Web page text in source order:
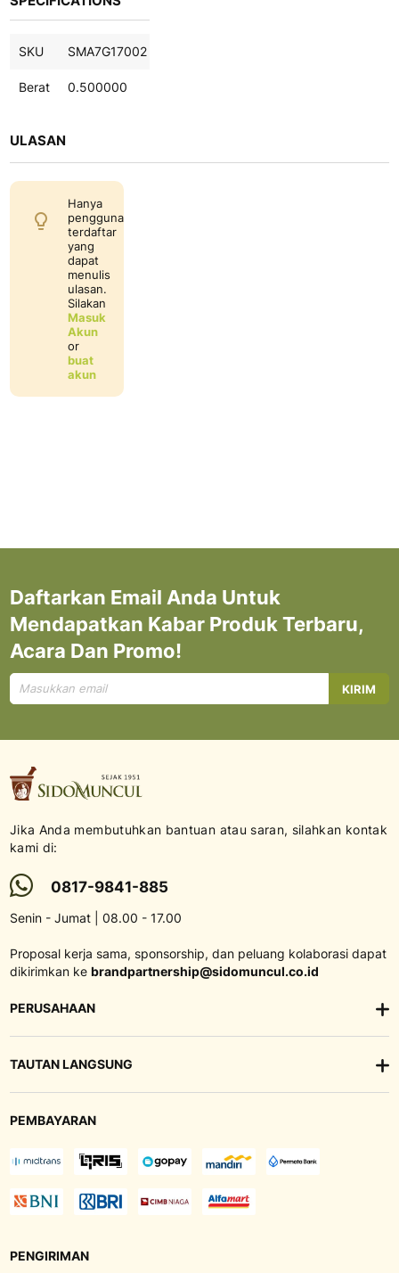
SKU SMA7G17002
Berat 0.500000
ULASAN
Hanya
pengguna
terdaftar
yang
dapat
menulis
ulasan.
Silakan
Masuk
Akun
or
buat
akun
Daftarkan Email Anda Untuk
Mendapatkan Kabar Produk Terbaru,
Acara Dan Promo!
Mendaftar
untuk
KIRIM
Jika Anda membutuhkan bantuan atau saran, silahkan kontak
kami di:
0817-9841-885
Senin - Jumat | 08.00 - 17.00
Proposal kerja sama, sponsorship, dan peluang kolaborasi dapat
dikirimkan ke brandpartnership@sidomuncul.co.id
PERUSAHAAN
TAUTAN LANGSUNG
PEMBAYARAN
PENGIRIMAN